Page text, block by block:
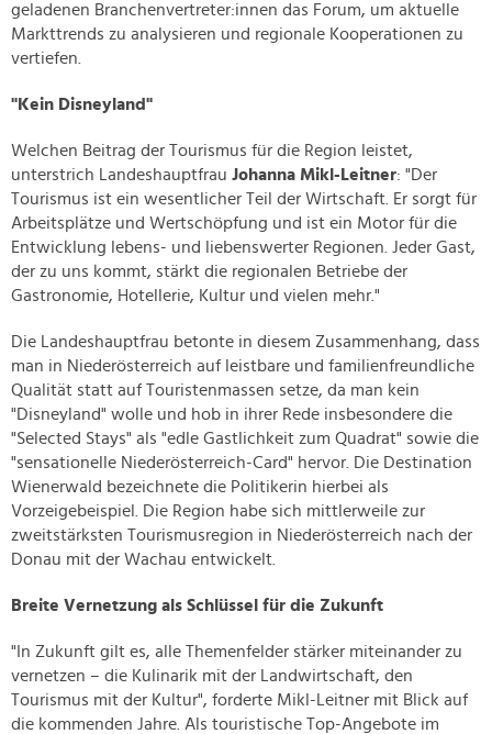
geladenen Branchenvertreter:innen das Forum, um aktuelle
Markttrends zu analysieren und regionale Kooperationen zu
vertiefen.
"Kein Disneyland"
Welchen Beitrag der Tourismus für die Region leistet,
unterstrich Landeshauptfrau Johanna Mikl-Leitner: "Der
Tourismus ist ein wesentlicher Teil der Wirtschaft. Er sorgt für
Arbeitsplätze und Wertschöpfung und ist ein Motor für die
Entwicklung lebens- und liebenswerter Regionen. Jeder Gast,
der zu uns kommt, stärkt die regionalen Betriebe der
Gastronomie, Hotellerie, Kultur und vielen mehr."
Die Landeshauptfrau betonte in diesem Zusammenhang, dass
man in Niederösterreich auf leistbare und familienfreundliche
Qualität statt auf Touristenmassen setze, da man kein
"Disneyland" wolle und hob in ihrer Rede insbesondere die
"Selected Stays" als "edle Gastlichkeit zum Quadrat" sowie die
"sensationelle Niederösterreich-Card" hervor. Die Destination
Wienerwald bezeichnete die Politikerin hierbei als
Vorzeigebeispiel. Die Region habe sich mittlerweile zur
zweitstärksten Tourismusregion in Niederösterreich nach der
Donau mit der Wachau entwickelt.
Breite Vernetzung als Schlüssel für die Zukunft
"In Zukunft gilt es, alle Themenfelder stärker miteinander zu
vernetzen – die Kulinarik mit der Landwirtschaft, den
Tourismus mit der Kultur", forderte Mikl-Leitner mit Blick auf
die kommenden Jahre. Als touristische Top-Angebote im